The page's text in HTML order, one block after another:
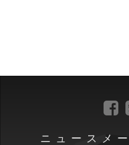
ニュースメ